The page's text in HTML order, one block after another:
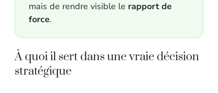
mais de rendre visible le rapport de
force.
À quoi il sert dans une vraie décision
stratégique